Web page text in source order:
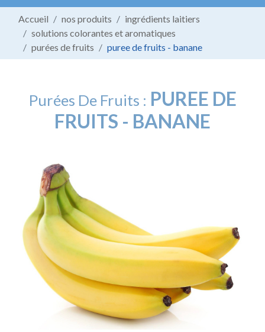
Accueil nos produits
ingrédients laitiers
solutions colorantes et aromatiques
purées de fruits
puree de fruits - banane
Purées De Fruits : PUREE DE
FRUITS - BANANE